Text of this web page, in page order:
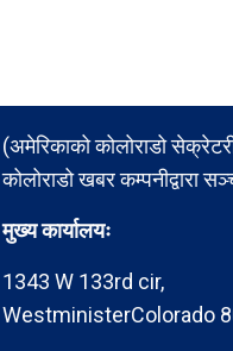
(अमेरिकाको कोलोराडो
कोलोराडो खबर कम्पनीद्वारा
मुख्य कार्यालयः
1343 W 133rd cir,
WestministerColorado